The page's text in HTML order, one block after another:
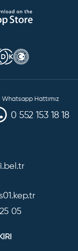
Whatsapp Hattımız
0 552 153 18 18
05